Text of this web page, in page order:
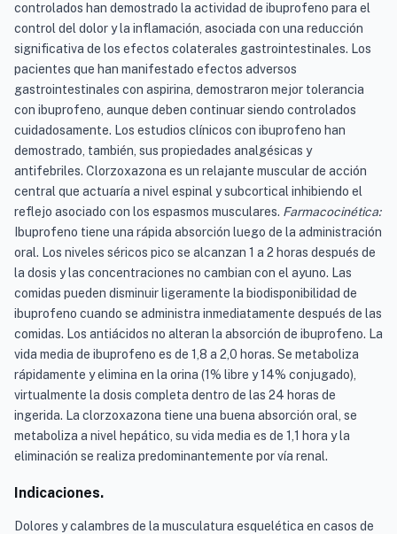
controlados han demostrado la actividad de ibuprofeno para el
control del dolor y la inflamación, asociada con una reducción
significativa de los efectos colaterales gastrointestinales. Los
pacientes que han manifestado efectos adversos
gastrointestinales con aspirina, demostraron mejor tolerancia
con ibuprofeno, aunque deben continuar siendo controlados
cuidadosamente. Los estudios clínicos con ibuprofeno han
demostrado, también, sus propiedades analgésicas y
antifebriles. Clorzoxazona es un relajante muscular de acción
central que actuaría a nivel espinal y subcortical inhibiendo el
reflejo asociado con los espasmos musculares. Farmacocinética:
Ibuprofeno tiene una rápida absorción luego de la administración
oral. Los niveles séricos pico se alcanzan 1 a 2 horas después de
la dosis y las concentraciones no cambian con el ayuno. Las
comidas pueden disminuir ligeramente la biodisponibilidad de
ibuprofeno cuando se administra inmediatamente después de las
comidas. Los antiácidos no alteran la absorción de ibuprofeno. La
vida media de ibuprofeno es de 1,8 a 2,0 horas. Se metaboliza
rápidamente y elimina en la orina (1% libre y 14% conjugado),
virtualmente la dosis completa dentro de las 24 horas de
ingerida. La clorzoxazona tiene una buena absorción oral, se
metaboliza a nivel hepático, su vida media es de 1,1 hora y la
eliminación se realiza predominantemente por vía renal.
Indicaciones.
Dolores y calambres de la musculatura esquelética en casos de